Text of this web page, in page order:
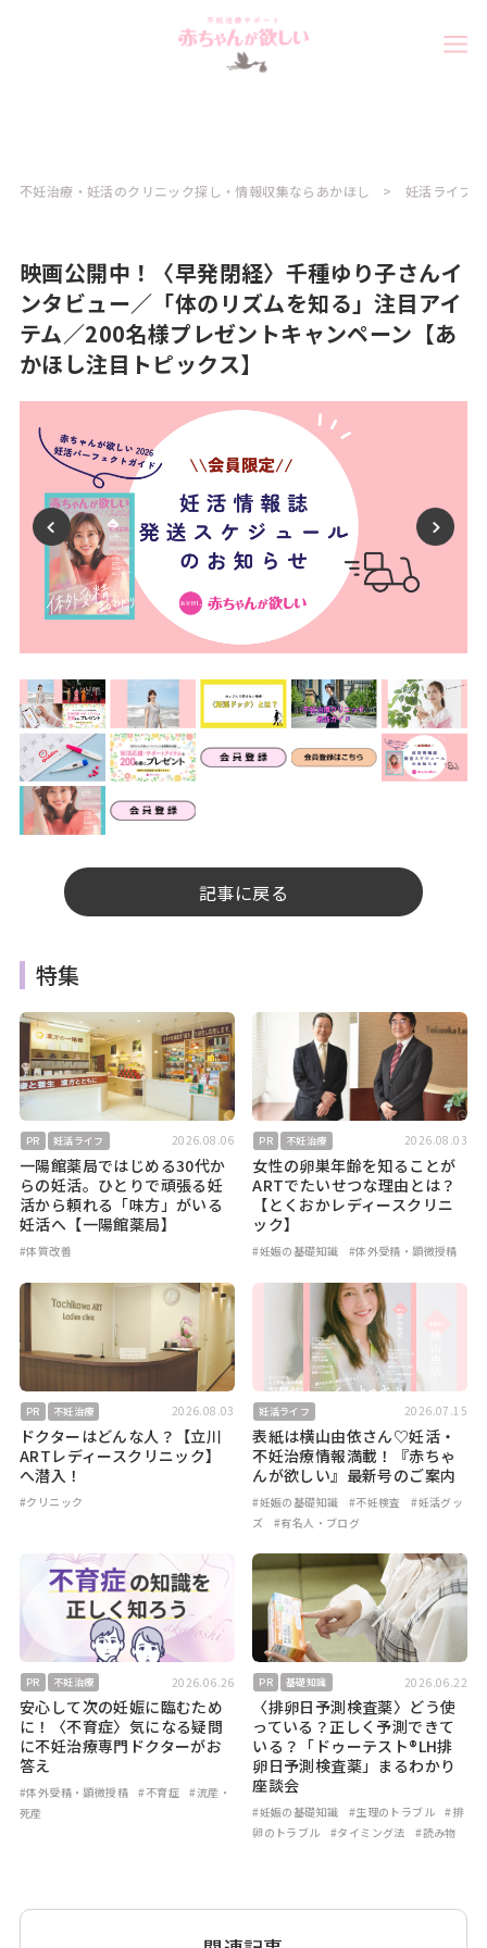
不妊治療・妊活のクリニック探し・情報収集ならあかほし 妊活ライフ
映画公開中！〈早発閉経〉千種ゆり子さんイ
ンタビュー／「体のリズムを知る」注目アイ
テム／200名様プレゼントキャンペーン【あ
かほし注目トピックス】
記事に戻る
特集
PR 妊活ライフ 2026.08.06
一陽館薬局ではじめる30代か
らの妊活。ひとりで頑張る妊
活から頼れる「味方」がいる
妊活へ【一陽館薬局】
#体質改善
PR 不妊治療 2026.08.03
女性の卵巣年齢を知ることが
ARTでたいせつな理由とは？
【とくおかレディースクリニ
ック】
#妊娠の基礎知識 #体外受精・顕微授精
PR 不妊治療 2026.08.03
ドクターはどんな人？【立川
ARTレディースクリニック】
へ潜入！
#クリニック
妊活ライフ 2026.07.15
表紙は横山由依さん♡妊活・
不妊治療情報満載！『赤ちゃ
んが欲しい』最新号のご案内
#妊娠の基礎知識 #不妊検査
#妊活グッ
ズ
#有名人・ブログ
PR 不妊治療 2026.06.26
安心して次の妊娠に臨むため
に！〈不育症〉気になる疑問
に不妊治療専門ドクターがお
答え
#体外受精・顕微授精 #不育症
#流産・
死産
PR 基礎知識 2026.06.22
〈排卵日予測検査薬〉どう使
っている？正しく予測できて
いる？「ドゥーテスト®LH排
卵日予測検査薬」まるわかり
座談会
#妊娠の基礎知識 #生理のトラブル
#排
卵のトラブル
#タイミング法 #読み物